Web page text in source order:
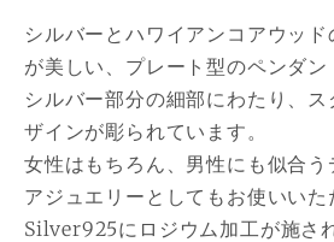
シルバーとハワイアンコアウッ
が美しい、プレート型のペンダン
シルバー部分の細部にわたり、
ザインが彫られています。
女性はもちろん、男性にも似合
アジュエリーとしてもお使いいた
Silver925にロジウム加工が施さ